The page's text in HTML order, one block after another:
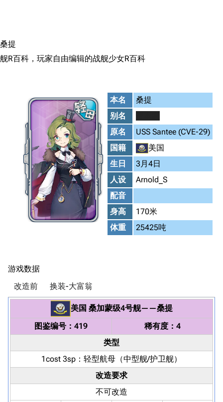
桑提
舰R百科，玩家自由编辑的战舰少女R百科
本名
桑提
别名
原名
USS Santee (CVE-29)
国籍
美国
生日
3月4日
人设
Arnold_S
配音
身高
170米
体重
25425吨
游戏数据
改造前 换装-大富翁
美国 桑加蒙级4号舰——桑提
图鉴编号：419
稀有度：4
类型
1cost 3sp： 轻型航母 （中型舰/护卫舰）
改造要求
不可改造